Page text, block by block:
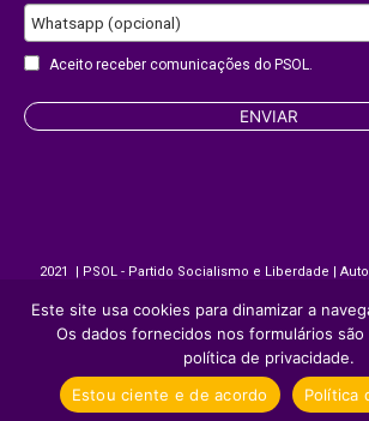
Whatsapp (opcional)
EmailAceito receber comunicações do PSOL.
ENVIAR
2021 | PSOL - Partido Socialismo e Liberdade |
desde que citada a fonte.
Site desenvolvido porAppmobi
Este site usa cookies para dinamizar a
Os dados fornecidos nos formulários
política de privacidade.
Estou ciente e de acordo
Política